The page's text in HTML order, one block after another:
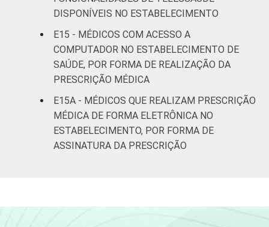
DISPONÍVEIS NO ESTABELECIMENTO
E15 - MÉDICOS COM ACESSO A
COMPUTADOR NO ESTABELECIMENTO DE
SAÚDE, POR FORMA DE REALIZAÇÃO DA
PRESCRIÇÃO MÉDICA
E15A - MÉDICOS QUE REALIZAM PRESCRIÇÃO
MÉDICA DE FORMA ELETRÔNICA NO
ESTABELECIMENTO, POR FORMA DE
ASSINATURA DA PRESCRIÇÃO